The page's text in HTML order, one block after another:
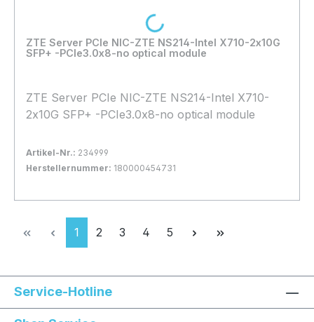
ZTE Server PCIe NIC-ZTE NS214-Intel X710-2x10G
SFP+ -PCIe3.0x8-no optical module
ZTE Server PCIe NIC-ZTE NS214-Intel X710-
2x10G SFP+ -PCIe3.0x8-no optical module
Artikel-Nr.: 234999
Herstellernummer: 180000454731
In den Warenkorb
Loading...
Seite
1 Seite
2 Seite
3 Seite
4 Seite
5
Service-Hotline